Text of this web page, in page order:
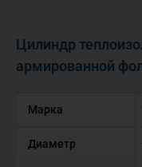
Цилиндр
армированной
Марка
Диаметр